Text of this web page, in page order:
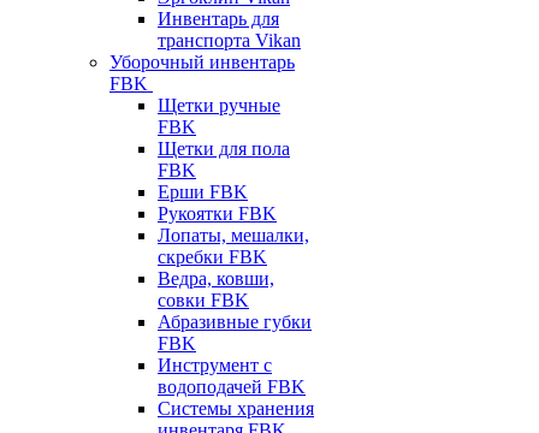
Инвентарь для
транспорта Vikan
Уборочный инвентарь
FBK
Щетки ручные
FBK
Щетки для пола
FBK
Ерши FBK
Рукоятки FBK
Лопаты, мешалки,
скребки FBK
Ведра, ковши,
совки FBK
Абразивные губки
FBK
Инструмент с
водоподачей FBK
Системы хранения